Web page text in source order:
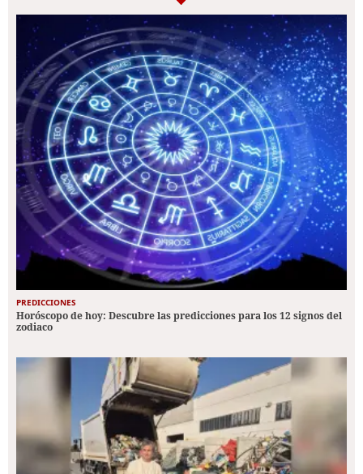
PREDICCIONES
Horóscopo de hoy: Descubre las predicciones para los 12 signos del
zodiaco